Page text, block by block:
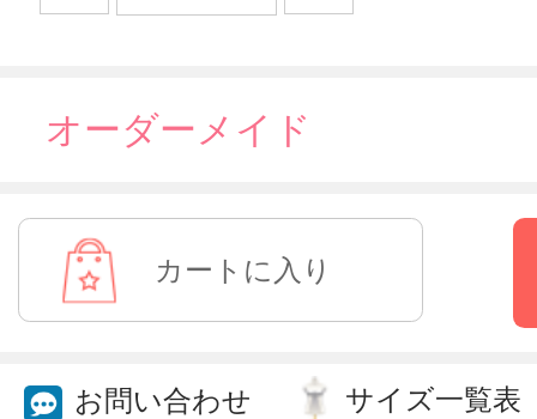
オーダーメイド
お問い合わせ サイズ一覧表